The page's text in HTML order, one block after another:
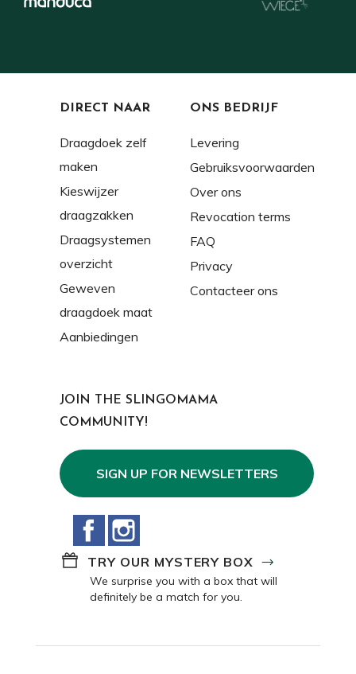
DIRECT NAAR
Draagdoek zelf
maken
Kieswijzer
draagzakken
Draagsystemen
overzicht
Geweven
draagdoek maat
Aanbiedingen
ONS BEDRIJF
Levering
Gebruiksvoorwaarden
Over ons
Revocation terms
FAQ
Privacy
Contacteer ons
JOIN THE SLINGOMAMA
COMMUNITY!
SIGN UP FOR NEWSLETTERS
Facebook
TRY OUR MYSTERY BOX
We surprise you with a box that will
definitely be a match for you.